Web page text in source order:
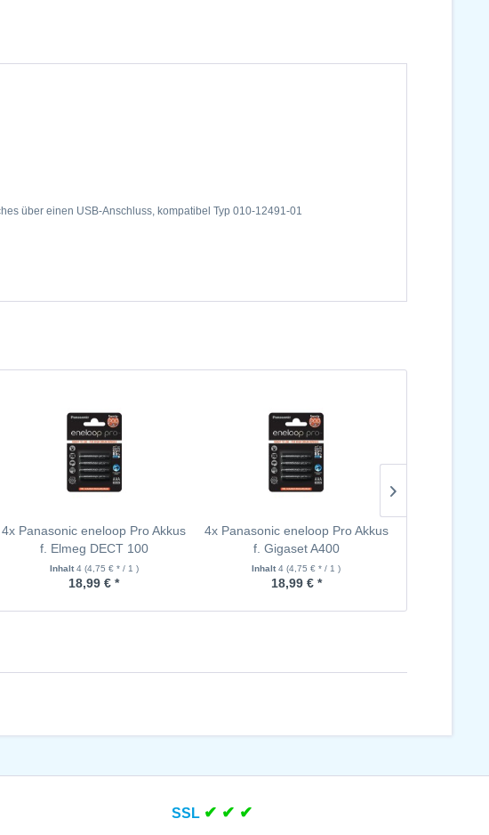
über einen USB-Anschluss, kompatibel Typ 010-12491-01
4x Panasonic eneloop Pro Akkus
f. Elmeg DECT 100
Inhalt 4 (4,75 € * / 1 )
18,99 € *
4x Panasonic eneloop Pro Akkus
f. Gigaset A400
Inhalt4(4,75 € * / 1 )
18,99 € *
SSL ✔ ✔ ✔